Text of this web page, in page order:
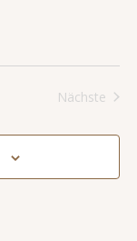
Nächste